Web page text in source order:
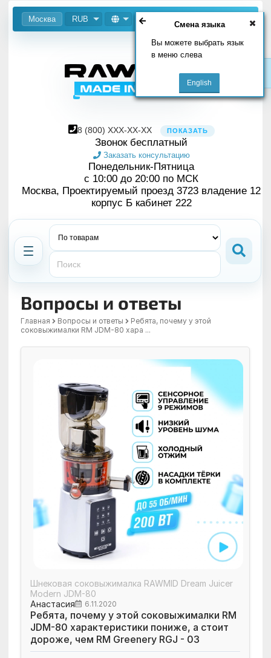
Москва RUB
Смена языка
Вы можете выбрать язык
в меню слева
8 (800) XXX-XX-XX ПОКАЗАТЬ
Звонок бесплатный
Заказать консультацию
Понедельник-Пятница
с 10:00 до 20:00 по МСК
Москва, Проектируемый проезд 3723 владение 12
корпус Б кабинет 222
Вопросы и ответы
Главная Вопросы и ответы
Ребята, почему у этой
соковыжималки RM JDM-80 хара ...
Шнековая соковыжималка RAWMID Dream Juicer
Modern JDM-80
Анастасия
6.11.2020
Ребята, почему у этой соковыжималки RM
JDM-80 характеристики пониже, а стоит
дороже, чем RM Greenеry RGJ - 03